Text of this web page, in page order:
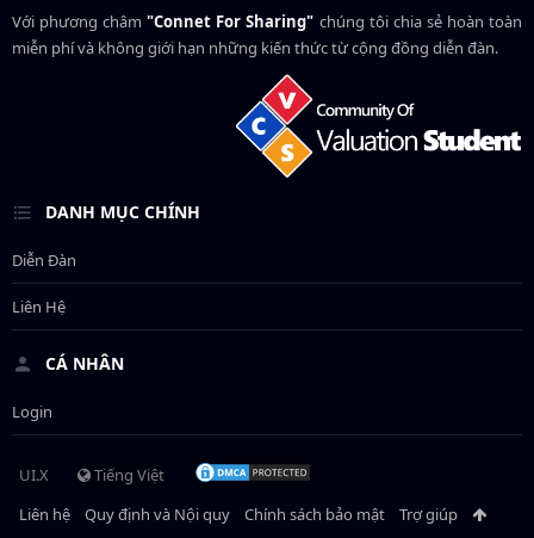
Với phương châm"Connet For Sharing" chúng tôi chia sẻ hoàn toàn
miễn phí và không giới hạn những kiến thức từ cộng đồng diễn đàn.
DANH MỤC CHÍNH
Diễn Đàn
Liên Hệ
CÁ NHÂN
Login
UI.X
Tiếng Việt
Liên hệ
Quy định và Nội quy Chính sách bảo mật Trợ giúp